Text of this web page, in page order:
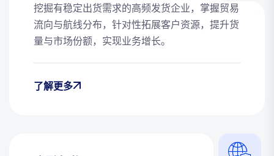
挖掘有稳定出货需求的高频发货企业，掌握贸易
流向与航线分布，针对性拓展客户资源，提升货
量与市场份额，实现业务增长。
了解更多